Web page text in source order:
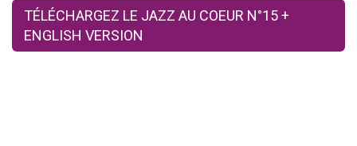
TÉLÉCHARGEZ LE JAZZ AU COEUR N°15 +
ENGLISH VERSION